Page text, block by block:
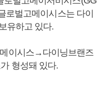
로벌고메이시스는 다이
유하고 있다.
이시스→다이닝브랜즈
형성돼 있다.